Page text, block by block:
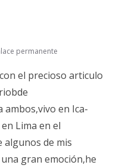
permanente
el precioso articulo
ambos,vivo en Ica-
Lima en el
algunos de mis
gran emoción,he